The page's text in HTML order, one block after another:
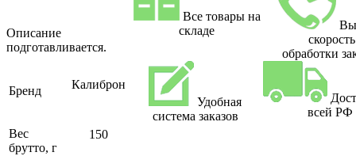
Описание
подготавливается.
Бренд Калиброн
Вес
брутто, г
150
Все товары на
складе
скорость
обработки
Удобная
система заказов
всей РФ